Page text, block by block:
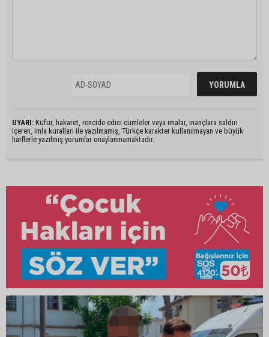
UYARI: Küfür, hakaret, rencide edici cümleler veya imalar, inançlara saldırı
içeren, imla kuralları ile yazılmamış, Türkçe karakter kullanılmayan ve büyük
harflerle yazılmış yorumlar onaylanmamaktadır.